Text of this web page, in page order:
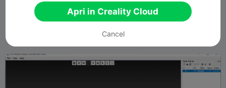
Dinosauro (scansionato da CR-Scan Lizard)
Creality World 1.2K
Apri in Creality Cloud
Cancel